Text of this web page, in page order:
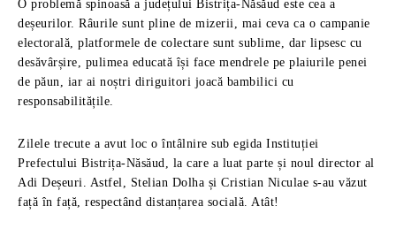
O problemă spinoasă a județului Bistrița-Năsăud este cea a
deșeurilor. Râurile sunt pline de mizerii, mai ceva ca o campanie
electorală, platformele de colectare sunt sublime, dar lipsesc cu
desăvârșire, pulimea educată își face mendrele pe plaiurile penei
de păun, iar ai noștri diriguitori joacă bambilici cu
responsabilitățile.
Zilele trecute a avut loc o întâlnire sub egida Instituției
Prefectului Bistrița-Năsăud, la care a luat parte și noul director al
Adi Deșeuri. Astfel, Stelian Dolha și Cristian Niculae s-au văzut
față în față, respectând distanțarea socială. Atât!